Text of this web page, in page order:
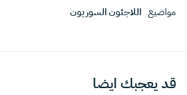
مواضيع اللاجئون السوريون
قد يعجبك ايضا